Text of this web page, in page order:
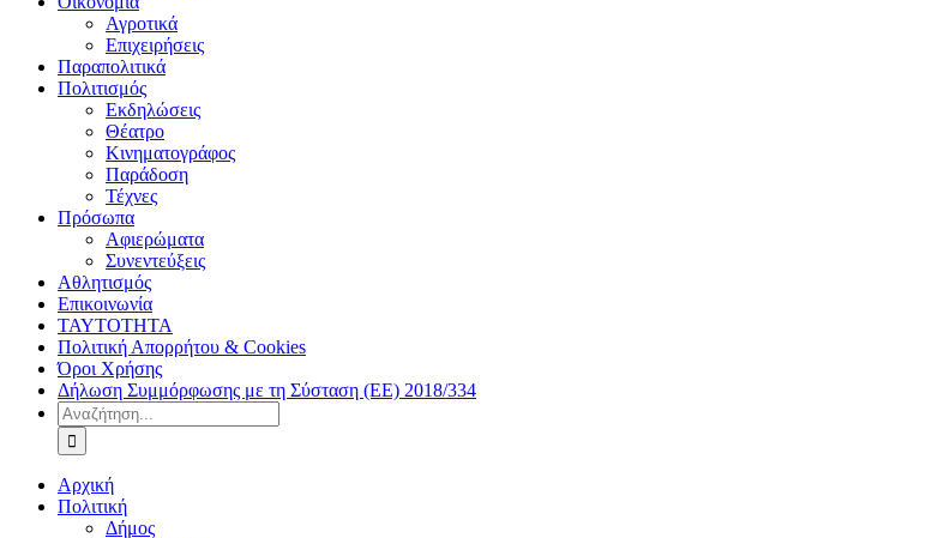
Αγροτικά
Επιχειρήσεις
Παραπολιτικά
Πολιτισμός
Εκδηλώσεις
Θέατρο
Κινηματογράφος
Παράδοση
Τέχνες
Πρόσωπα
Αφιερώματα
Συνεντεύξεις
Αθλητισμός
Επικοινωνία
ΤΑΥΤΟΤΗΤΑ
Πολιτική Απορρήτου & Cookies
Όροι Χρήσης
Δήλωση Συμμόρφωσης με τη Σύσταση (ΕΕ) 2018/334
Αναζήτηση
για:
Αρχική
Πολιτική
Δήμος